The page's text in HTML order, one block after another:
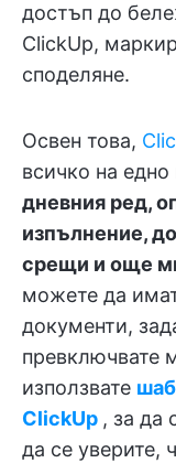
достъп до
ClickUp,
споделяне.
Освен това,
всичко на
дневния ред,
изпълнение,
срещи и още
можете да
документи,
превключвате
използвате
ClickUp , за да
да се уверите,